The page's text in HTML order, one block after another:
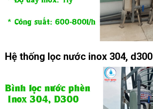
Hệ thống lọc nước inox 304, d300